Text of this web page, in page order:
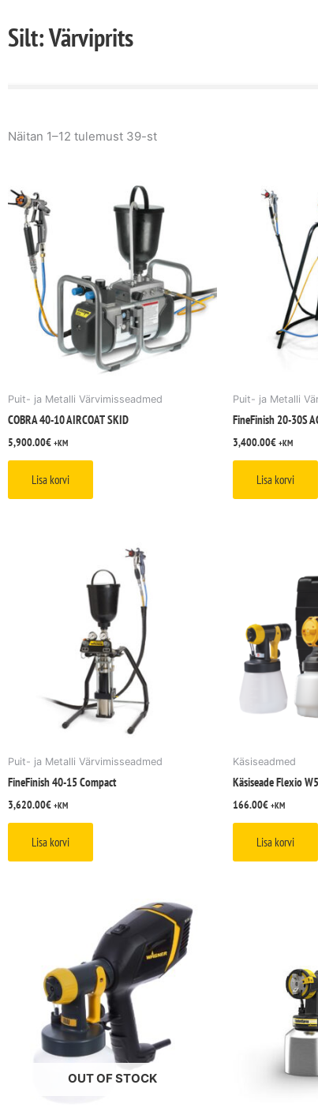
Silt: Värviprits
Näitan 1–12 tulemust 39-st
Puit- ja Metalli Värvimisseadmed
COBRA 40-10 AIRCOAT SKID
5,900.00€ +KM
Lisa korvi
Puit- ja Metalli
FineFinish 20-30S
3,400.00€ +KM
Lisa korvi
Puit- ja Metalli Värvimisseadmed
FineFinish 40-15 Compact
3,620.00€ +KM
Lisa korvi
Käsiseadmed
Käsiseade Flexio
166.00€ +KM
Lisa korvi
OUT OF STOCK